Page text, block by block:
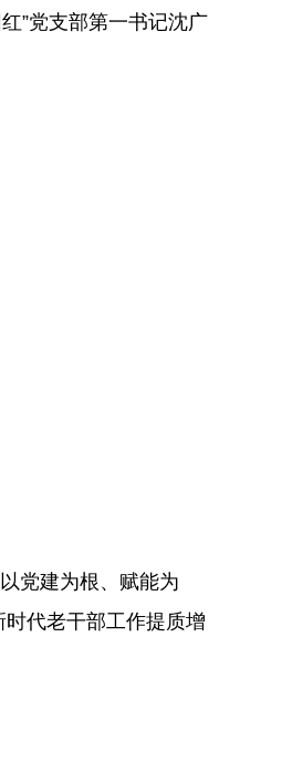
”党支部第一书记沈广
党建为根、赋能为
时代老干部工作提质增